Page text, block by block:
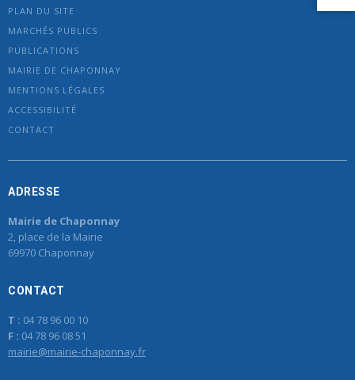
PLAN DU SITE
MARCHÉS PUBLICS
PUBLICATIONS
MAIRIE DE CHAPONNAY
MENTIONS LÉGALES
ACCESSIBILITÉ
CONTACT
ADRESSE
Mairie de Chaponnay
2, place de la Mairie
69970 Chaponnay
CONTACT
T : 04 78 96 00 10
F : 04 78 96 08 51
mairie@mairie-chaponnay.fr